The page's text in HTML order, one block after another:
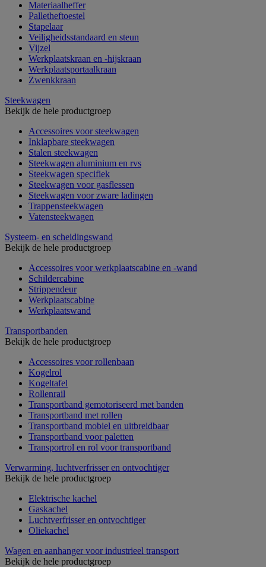
Materiaalheffer
Palletheftoestel
Stapelaar
Veiligheidsstandaard en steun
Vijzel
Werkplaatskraan en -hijskraan
Werkplaatsportaalkraan
Zwenkkraan
Steekwagen
Bekijk de hele productgroep
Accessoires voor steekwagen
Inklapbare steekwagen
Stalen steekwagen
Steekwagen aluminium en rvs
Steekwagen specifiek
Steekwagen voor gasflessen
Steekwagen voor zware ladingen
Trappensteekwagen
Vatensteekwagen
Systeem- en scheidingswand
Bekijk de hele productgroep
Accessoires voor werkplaatscabine en -wand
Schildercabine
Strippendeur
Werkplaatscabine
Werkplaatswand
Transportbanden
Bekijk de hele productgroep
Accessoires voor rollenbaan
Kogelrol
Kogeltafel
Rollenrail
Transportband gemotoriseerd met banden
Transportband met rollen
Transportband mobiel en uitbreidbaar
Transportband voor paletten
Transportrol en rol voor transportband
Verwarming, luchtverfrisser en ontvochtiger
Bekijk de hele productgroep
Elektrische kachel
Gaskachel
Luchtverfrisser en ontvochtiger
Oliekachel
Wagen en aanhanger voor industrieel transport
Bekijk de hele productgroep